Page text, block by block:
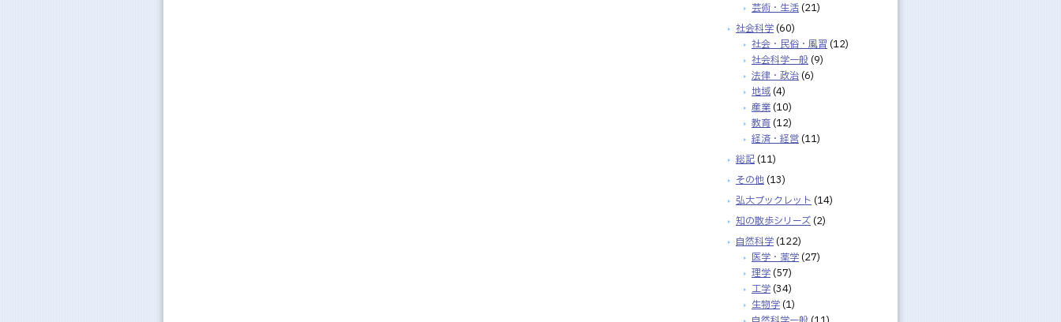
芸術・生活 (21)
社会科学 (60)
社会・民俗・風習 (12)
社会科学一般 (9)
法律・政治 (6)
地域 (4)
産業 (10)
教育 (12)
経済・経営 (11)
総記 (11)
その他 (13)
弘大ブックレット (14)
知の散歩シリーズ (2)
自然科学 (122)
医学・薬学 (27)
理学 (57)
工学 (34)
生物学 (1)